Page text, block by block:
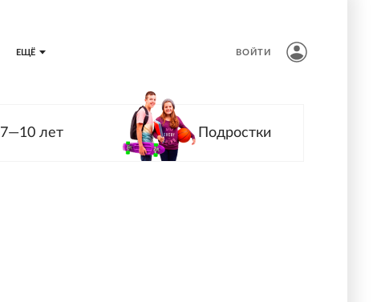
ЕЩЁ ВОЙТИ
7—10 лет Подростки